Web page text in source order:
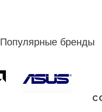
Популярные бренды